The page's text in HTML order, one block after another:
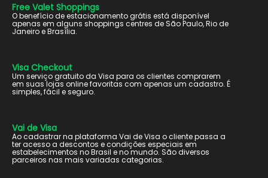
Free Valet Shoppings
O benefício de estacionamento grátis está disponível
apenas em alguns shoppings centres de São Paulo, Rio de
Janeiro e Brasília.
Visa Checkout
Um serviço gratuito da Visa para os clientes comprarem
em suas lojas online favoritas com apenas um cadastro. É
simples, fácil e seguro.
Vai de Visa
Ao cadastrar na plataforma Vai de Visa o cliente passa a
ter acesso a descontos e condições especiais em
estabelecimentos no Brasil e no mundo. São diversos
parceiros nas mais variadas categorias.